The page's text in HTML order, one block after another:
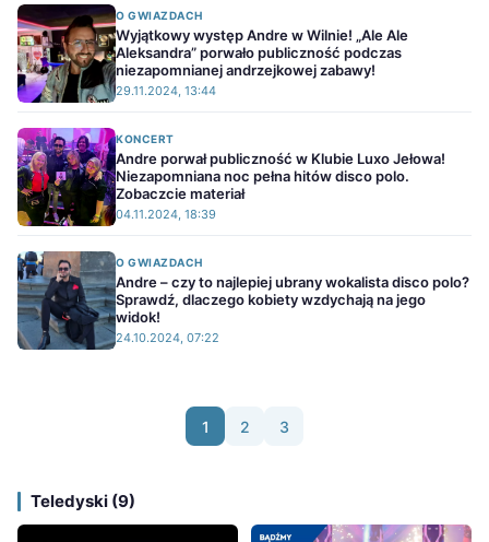
O GWIAZDACH
Wyjątkowy występ Andre w Wilnie! „Ale Ale
Aleksandra” porwało publiczność podczas
niezapomnianej andrzejkowej zabawy!
29.11.2024, 13:44
KONCERT
Andre porwał publiczność w Klubie Luxo Jełowa!
Niezapomniana noc pełna hitów disco polo.
Zobaczcie materiał
04.11.2024, 18:39
O GWIAZDACH
Andre – czy to najlepiej ubrany wokalista disco polo?
Sprawdź, dlaczego kobiety wzdychają na jego
widok!
24.10.2024, 07:22
1 2 3
Teledyski (9)